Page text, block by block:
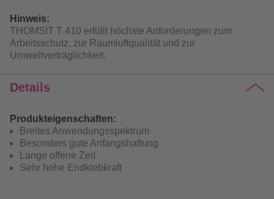
Hinweis:
THOMSIT T 410 erfüllt höchste Anforderungen zum
Arbeitsschutz, zur Raumluftqualität und zur
Umweltverträglichkeit.
Details
Produkteigenschaften:
Breites Anwendungsspektrum
Besonders gute Anfangshaftung
Lange offene Zeit
Sehr hohe Endklebkraft